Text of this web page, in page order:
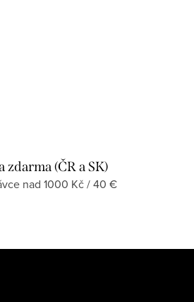
zdarma (ČR a SK)
nad 1000 Kč / 40 €